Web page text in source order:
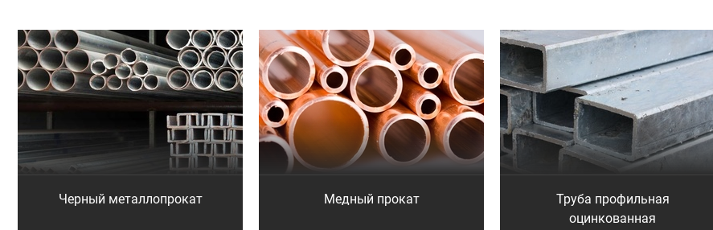
Черный металлопрокат Медный прокат
Труба профильная
оцинкованная